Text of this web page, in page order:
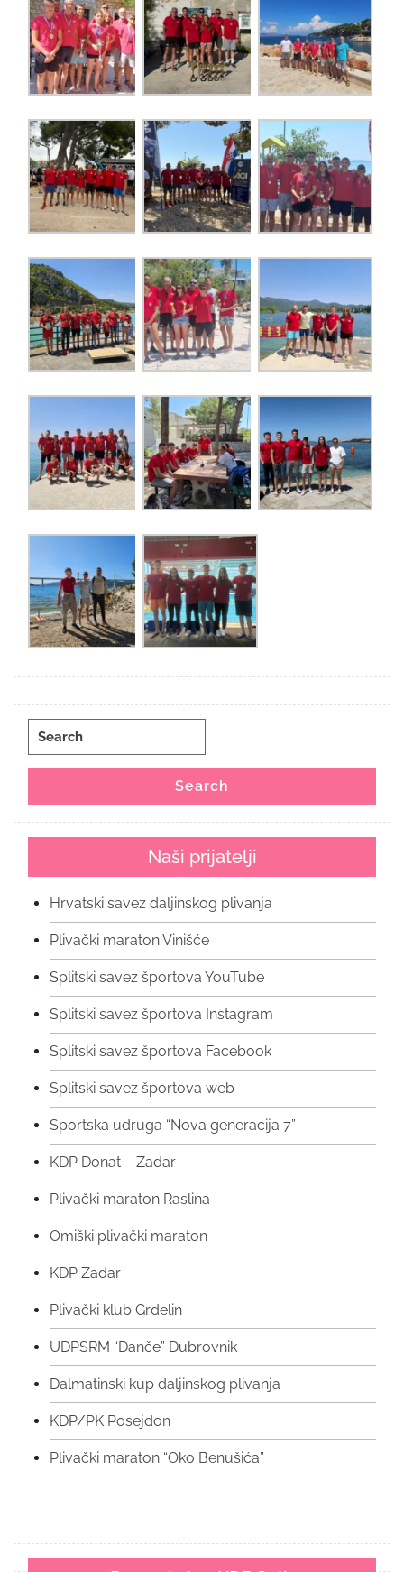
Search
for:
Search
Naši prijatelji
Hrvatski savez daljinskog plivanja
Plivački maraton Vinišće
Splitski savez športova YouTube
Splitski savez športova Instagram
Splitski savez športova Facebook
Splitski savez športova web
Sportska udruga “Nova generacija 7”
KDP Donat – Zadar
Plivački maraton Raslina
Omiški plivački maraton
KDP Zadar
Plivački klub Grdelin
UDPSRM “Danče” Dubrovnik
Dalmatinski kup daljinskog plivanja
KDP/PK Posejdon
Plivački maraton “Oko Benušića”